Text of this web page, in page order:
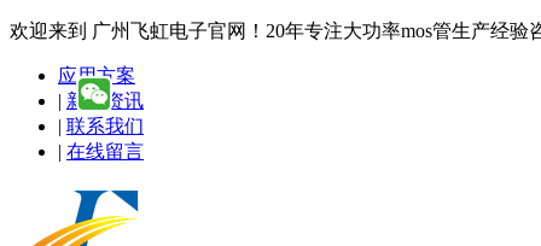
欢迎来到 广州飞虹电子官网！20年专注大功率mos管生产经验
应用方案
| 新闻资讯
| 联系我们
| 在线留言